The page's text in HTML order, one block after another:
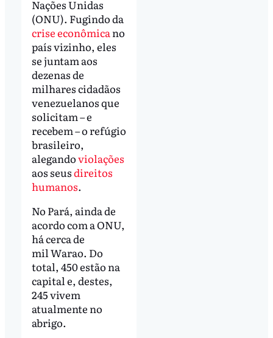
Nações Unidas
(ONU). Fugindo da
crise econômica no
país vizinho, eles
se juntam aos
dezenas de
milhares cidadãos
venezuelanos que
solicitam – e
recebem – o refúgio
brasileiro,
alegandoviolações
aos seusdireitos
humanos.
No Pará, ainda de
acordo com a ONU,
há cerca de
mil Warao. Do
total, 450 estão na
capital e, destes,
245 vivem
atualmente no
abrigo.